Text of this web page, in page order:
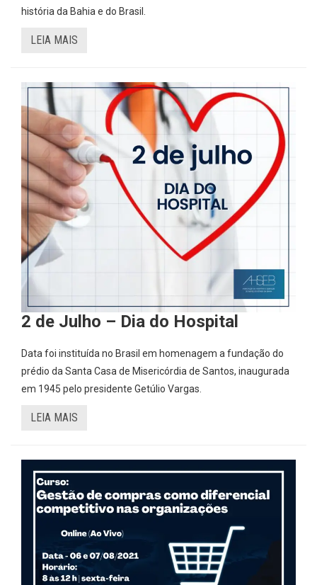
história da Bahia e do Brasil.
LEIA MAIS
2 de Julho – Dia do Hospital
Data foi instituída no Brasil em homenagem a fundação do
prédio da Santa Casa de Misericórdia de Santos, inaugurada
em 1945 pelo presidente Getúlio Vargas.
LEIA MAIS